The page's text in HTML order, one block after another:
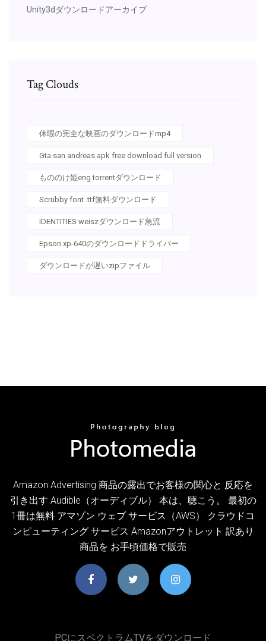
Unity3dダウンロードアーカイブ
Tag Clouds
休暇の完全な映画のダウンロードmp4
Gta san andreas apk free download full version
もののけ姫eng torrentダウンロード
Scrubby font .ttf無料ダウンロード
IDENTITIES weiszダウンロード急流
Epson xp-640のダウンロードドライバー
ダウンロードが遅いzipファイル
Amazon Advertising 商品の露出でお客様の関心と 反応を
引き出す Audible（オーディブル） 本は、聴こう。 最初の
1冊は無料 アマゾン ウェブ サービス（AWS） クラウドコ
ンピューティング サービス Amazonアウトレット 訳あり
商品を お手頃価格で販売
PCにスペクトラムTVをダウンロード